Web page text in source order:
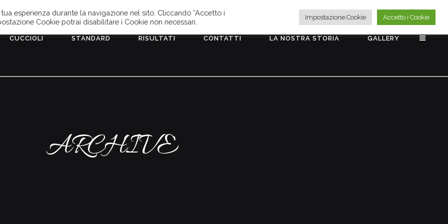
CUCCIOLI STANDARD RISULTATI CONTATTI LA NOSTRA STORIA GALLERY
ARCHIVE
esperienza durante la navigazione nel sito. Cliccando “Accetto i
Cookie potrai disabilitare i Cookie non necessari.
Impostazione Cookie Accetto i Cookie